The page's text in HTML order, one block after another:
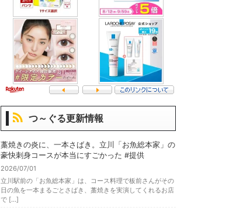
つ～ぐる更新情報
藁焼きの炎に、一本さばき。立川「お魚総本家」の
豪快刺身コースが本当にすごかった #提供
2026/07/01
立川駅前の「お魚総本家」は、コース料理で板前さんがその
日の魚を一本まるごとさばき、藁焼きを実演してくれるお店
で […]